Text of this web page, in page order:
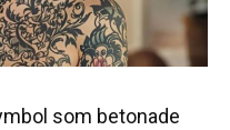
som betonade